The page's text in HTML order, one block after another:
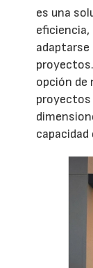
es una
opción de
proyectos
capacidad